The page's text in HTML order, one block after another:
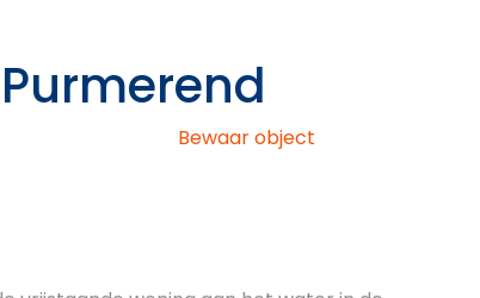
Purmerend
Bewaar object